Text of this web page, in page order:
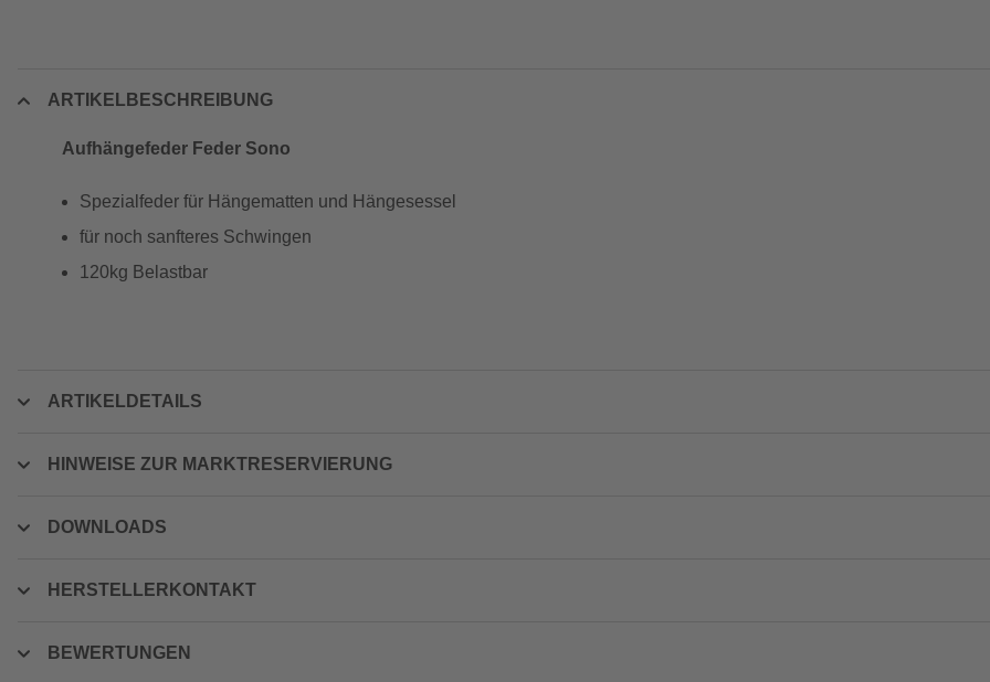
ARTIKELBESCHREIBUNG
Aufhängefeder Feder Sono
Spezialfeder für Hängematten und Hängesessel
für noch sanfteres Schwingen
120kg Belastbar
ARTIKELDETAILS
HINWEISE ZUR MARKTRESERVIERUNG
DOWNLOADS
HERSTELLERKONTAKT
BEWERTUNGEN